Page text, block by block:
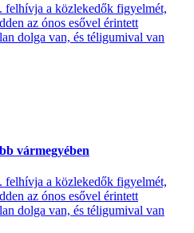
a közlekedők figyelmét,
az ónos esővel érintett
dolga van, és téligumival van
vármegyében
a közlekedők figyelmét,
az ónos esővel érintett
dolga van, és téligumival van